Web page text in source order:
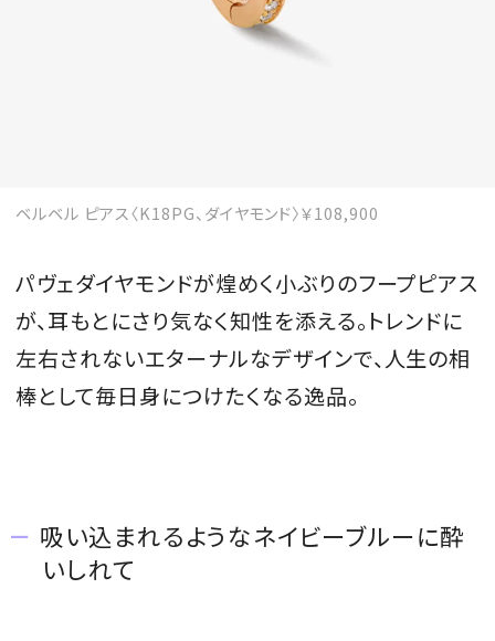
ベルベル ピアス〈K18PG、ダイヤモンド〉￥108,900
パヴェダイヤモンドが煌めく小ぶりのフープピアス
が、耳もとにさり気なく知性を添える。トレンドに
左右されないエターナルなデザインで、人生の相
棒として毎日身につけたくなる逸品。
吸い込まれるようなネイビーブルーに酔
いしれて